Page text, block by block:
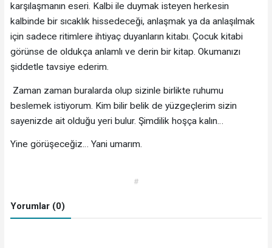
karşılaşmanın eseri. Kalbi ile duymak isteyen herkesin
kalbinde bir sıcaklık hissedeceği, anlaşmak ya da anlaşılmak
için sadece ritimlere ihtiyaç duyanların kitabı. Çocuk kitabi
görünse de oldukça anlamlı ve derin bir kitap. Okumanızı
şiddetle tavsiye ederim.
Zaman zaman buralarda olup sizinle birlikte ruhumu
beslemek istiyorum. Kim bilir belik de yüzgeçlerim sizin
sayenizde ait olduğu yeri bulur. Şimdilik hoşça kalın…
Yine görüşeceğiz… Yani umarım.
#
Yorumlar (0)